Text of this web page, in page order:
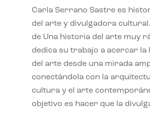
Carla Serrano Sastre es
del arte y divulgadora
de Una historia del arte muy
dedica su trabajo a acercar la
del arte desde una mirada
conectándola con la
cultura y el arte
objetivo es hacer que la